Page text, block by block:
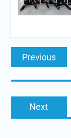
Post
menyusi
Previous
Next